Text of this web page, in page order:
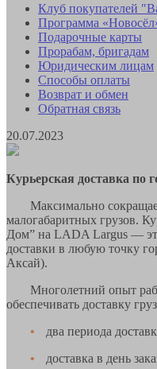
Клуб покупателей
Программа
Подарочные карты
Прорабам, бригадам
Юридическим лицам
Способы оплаты
Возврат и обмен
Обратная связь
20.07.2023
Курьерская доставка по
Максимально
малогабаритных грузов.
Дом” на LADA Largus —
доставки в любую точку
Аксай).
Многолетний опыт
обеспечивать доставку
•
два периода
•
доставка в день